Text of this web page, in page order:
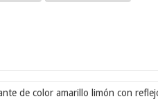
de color amarillo limón con